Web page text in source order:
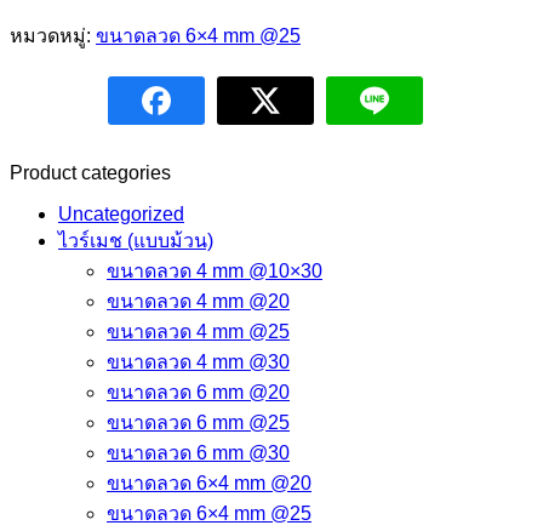
หมวดหมู่: ขนาดลวด 6×4 mm @25
Product categories
Uncategorized
ไวร์เมช (แบบม้วน)
ขนาดลวด 4 mm @10×30
ขนาดลวด 4 mm @20
ขนาดลวด 4 mm @25
ขนาดลวด 4 mm @30
ขนาดลวด 6 mm @20
ขนาดลวด 6 mm @25
ขนาดลวด 6 mm @30
ขนาดลวด 6×4 mm @20
ขนาดลวด 6×4 mm @25